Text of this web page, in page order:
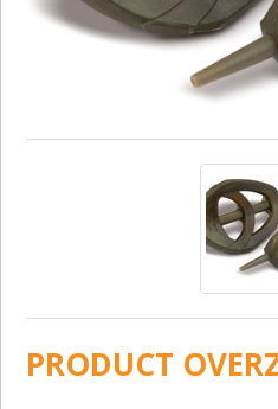
PRODUCT